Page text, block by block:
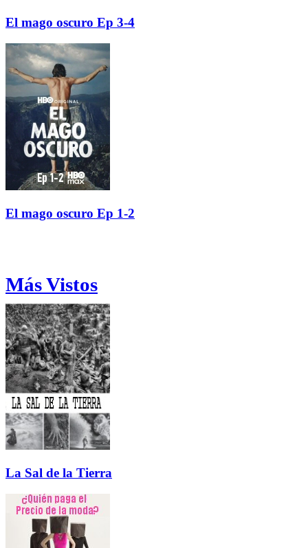
El mago oscuro Ep 3-4
El mago oscuro Ep 1-2
Más Vistos
La Sal de la Tierra